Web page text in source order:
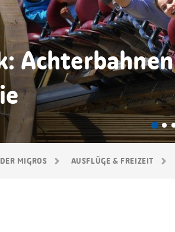
MIGROS AUSFLÜGE & FREIZEIT